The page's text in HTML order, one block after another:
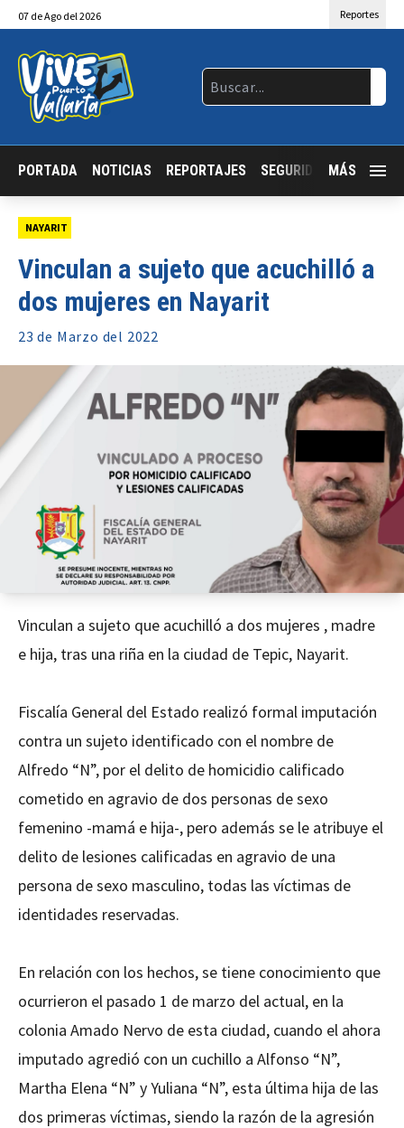
07 deAgo del 2026 Reportes
PORTADA NOTICIAS REPORTAJES SEGURIDAD JALISCO
MÁS
NAYARIT
Vinculan a sujeto que acuchilló a
dos mujeres en Nayarit
23 de Marzo del 2022
Vinculan a sujeto que acuchilló a dos mujeres , madre
e hija, tras una riña en la ciudad de Tepic, Nayarit.
Fiscalía General del Estado realizó formal imputación
contra un sujeto identificado con el nombre de
Alfredo “N”, por el delito de homicidio calificado
cometido en agravio de dos personas de sexo
femenino -mamá e hija-, pero además se le atribuye el
delito de lesiones calificadas en agravio de una
persona de sexo masculino, todas las víctimas de
identidades reservadas.
En relación con los hechos, se tiene conocimiento que
ocurrieron el pasado 1 de marzo del actual, en la
colonia Amado Nervo de esta ciudad, cuando el ahora
imputado agredió con un cuchillo a Alfonso “N”,
Martha Elena “N” y Yuliana “N”, esta última hija de las
dos primeras víctimas, siendo la razón de la agresión